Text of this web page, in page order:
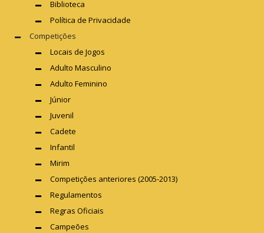
Biblioteca
Política de Privacidade
Competições
Locais de Jogos
Adulto Masculino
Adulto Feminino
Júnior
Juvenil
Cadete
Infantil
Mirim
Competições anteriores (2005-2013)
Regulamentos
Regras Oficiais
Campeões